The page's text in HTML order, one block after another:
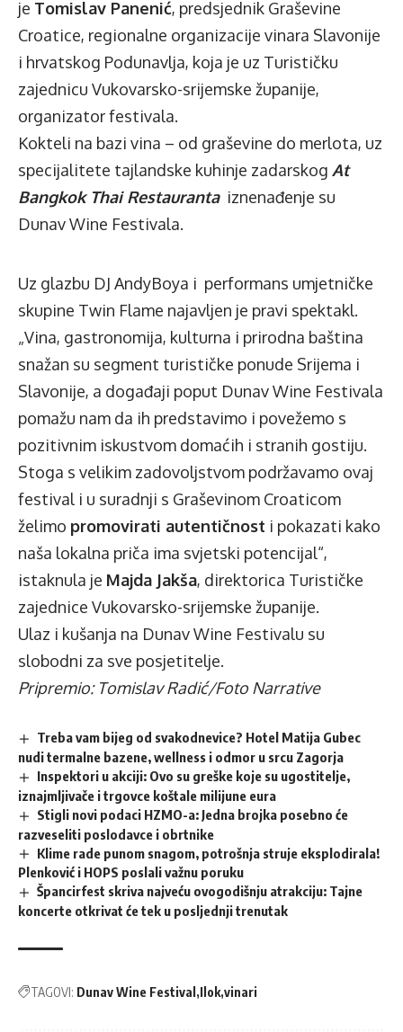
je Tomislav Panenić, predsjednik Graševine
Croatice, regionalne organizacije vinara Slavonije
i hrvatskog Podunavlja, koja je uz Turističku
zajednicu Vukovarsko-srijemske županije,
organizator festivala.
Kokteli na bazi vina – od graševine do merlota, uz
specijalitete tajlandske kuhinje zadarskog At
Bangkok Thai Restaurantaiznenađenje su
Dunav Wine Festivala.
Uz glazbu DJ AndyBoya i performans umjetničke
skupine Twin Flame najavljen je pravi spektakl.
„Vina, gastronomija, kulturna i prirodna baština
snažan su segment turističke ponude Srijema i
Slavonije, a događaji poput Dunav Wine Festivala
pomažu nam da ih predstavimo i povežemo s
pozitivnim iskustvom domaćih i stranih gostiju.
Stoga s velikim zadovoljstvom podržavamo ovaj
festival i u suradnji s Graševinom Croaticom
želimo promovirati autentičnost i pokazati kako
naša lokalna priča ima svjetski potencijal“,
istaknula je Majda Jakša, direktorica Turističke
zajednice Vukovarsko-srijemske županije.
Ulaz i kušanja na Dunav Wine Festivalu su
slobodni za sve posjetitelje.
Pripremio: Tomislav Radić/Foto Narrative
Treba vam bijeg od svakodnevice? Hotel Matija Gubec
nudi termalne bazene, wellness i odmor u srcu Zagorja
Inspektori u akciji: Ovo su greške koje su ugostitelje,
iznajmljivače i trgovce koštale milijune eura
Stigli novi podaci HZMO-a: Jedna brojka posebno će
razveseliti poslodavce i obrtnike
Klime rade punom snagom, potrošnja struje eksplodirala!
Plenković i HOPS poslali važnu poruku
Špancirfest skriva najveću ovogodišnju atrakciju: Tajne
koncerte otkrivat će tek u posljednji trenutak
TAGOVI: Dunav Wine Festival Ilok vinari